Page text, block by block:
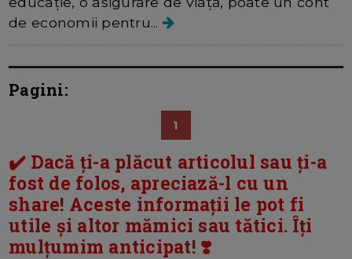
de economii pentru...
Pagini:
1
✔️ Dacă ți-a plăcut articolul sau ți-a
fost de folos, apreciază-l cu un
share! Aceste informații le pot fi
utile și altor mămici sau tătici. Îți
mulțumim anticipat! ❣️